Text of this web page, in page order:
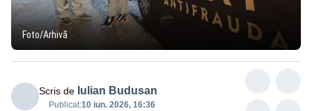
Foto/Arhivă
Scris de Iulian Budusan
Publicat:10 iun. 2026, 16:36